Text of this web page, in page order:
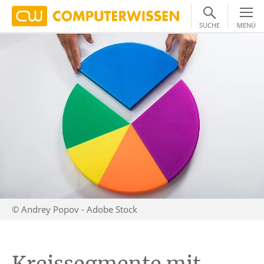
SUCHE MENÜ
© Andrey Popov - Adobe Stock